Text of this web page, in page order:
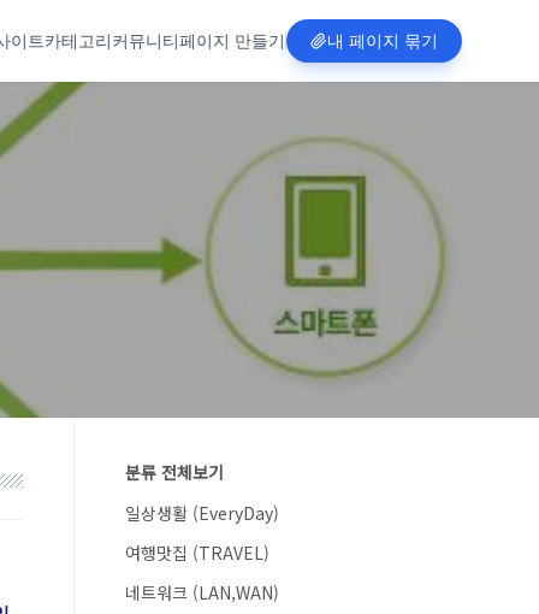
이트카테고리커뮤니티페이지 만들기 내 페이지 묶기
분류 전체보기
일상생활 (EveryDay)
여행맛집 (TRAVEL)
네트워크 (LAN,WAN)